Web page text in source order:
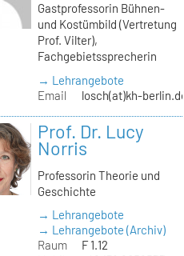
Gastprofessorin Bühnen-
und Kostümbild (Vertretung
Prof. Vilter),
Fachgebietssprecherin
→ Lehrangebote
Email
losch(at)kh-
Prof. Dr. Lucy
Norris
Professorin Theorie und
Geschichte
→ Lehrangebote
→ Lehrangebote (Archiv)
Raum
F 1.12